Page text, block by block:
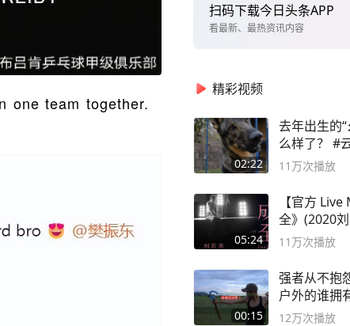
one team together.
扫码下载今日头条APP
看最新、最热资讯内容
精彩视频
02:22
去年出生的
么样了？ #
11万次播放
05:24
【官方
全》(2020
英 #成全
11万次播放
00:15
强者从不抱
户外的谁拥
弓#户外
12万次播放